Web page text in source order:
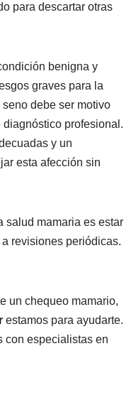
para descartar otras
benigna y
graves para la
debe ser motivo
profesional.
y un
esta afección sin
salud mamaria es estar
revisiones periódicas.
un chequeo mamario,
estamos para ayudarte.
con especialistas en